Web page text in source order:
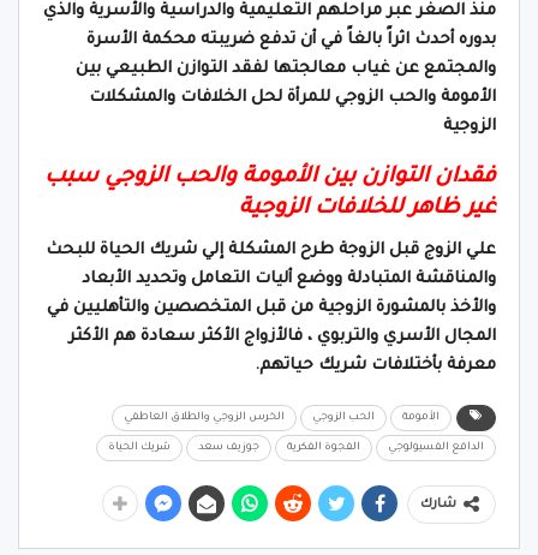
منذ الصغر عبر مراحلهم التعليمية والدراسية والأسرية والذي
بدوره أحدث اثراً بالغاً في أن تدفع ضريبته محكمة الأسرة
والمجتمع عن غياب معالجتها لفقد التوازن الطبيعي بين
الأمومة والحب الزوجي للمرأة لحل الخلافات والمشكلات
الزوجية
فقدان التوازن بين الأمومة والحب الزوجي سبب
غير ظاهر للخلافات الزوجية
علي الزوج قبل الزوجة طرح المشكلة إلي شريك الحياة للبحث
والمناقشة المتبادلة ووضع أليات التعامل وتحديد الأبعاد
والأخذ بالمشورة الزوجية من قبل المتخصصين والتأهليين في
المجال الأسري والتربوي ، فالأزواج الأكثر سعادة هم الأكثر
معرفة بأختلافات شريك حياتهم.
الأمومة الحب الزوجي الخرس الزوجي والطلاق العاطفي
الدافع الفسيولوجي الفجوة الفكرية جوزيف سعد شريك الحياة
شارك